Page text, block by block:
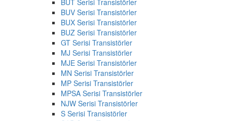
BUV Serisi Transistörler
BUX Serisi Transistörler
BUZ Serisi Transistörler
GT Serisi Transistörler
MJ Serisi Transistörler
MJE Serisi Transistörler
MN Serisi Transistörler
MP Serisi Transistörler
MPSA Serisi Transistörler
NJW Serisi Transistörler
S Serisi Transistörler